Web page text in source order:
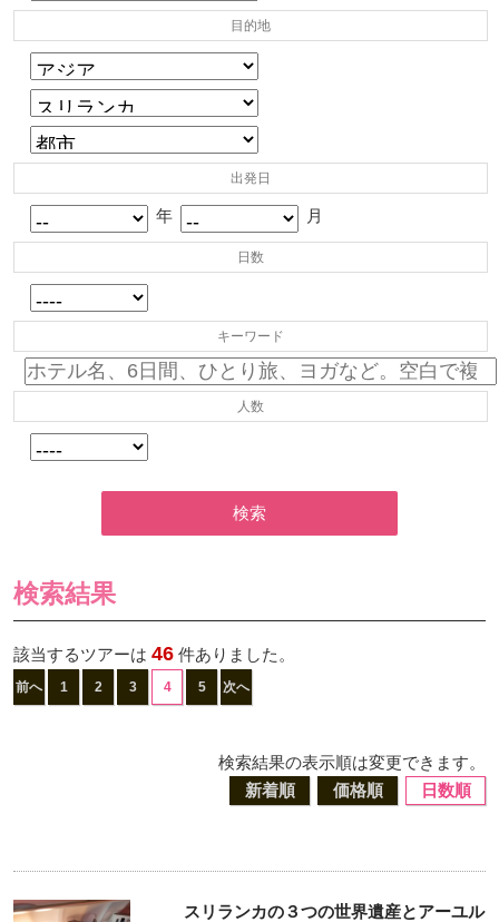
目的地
出発日
年 月
日数
キーワード
人数
検索
検索結果
該当するツアーは 46 件ありました。
前へ 1 2 3 4 5 次へ
検索結果の表示順は変更できます。
新着順
価格順 日数順
スリランカの３つの世界遺産とアーユル